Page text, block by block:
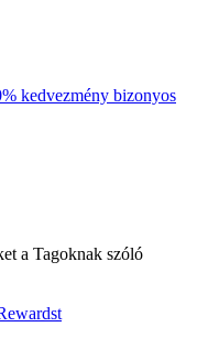
kedvezmény bizonyos
a Tagoknak szóló